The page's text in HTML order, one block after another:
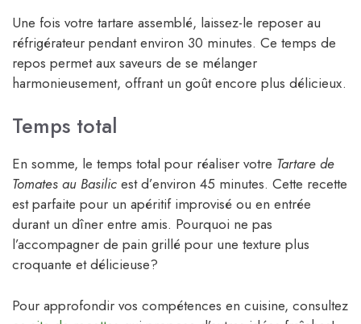
Une fois votre tartare assemblé, laissez-le reposer au
réfrigérateur pendant environ 30 minutes. Ce temps de
repos permet aux saveurs de se mélanger
harmonieusement, offrant un goût encore plus délicieux.
Temps total
En somme, le temps total pour réaliser votre Tartare de
Tomates au Basilic est d’environ 45 minutes. Cette recette
est parfaite pour un apéritif improvisé ou en entrée
durant un dîner entre amis. Pourquoi ne pas
l’accompagner de pain grillé pour une texture plus
croquante et délicieuse?
Pour approfondir vos compétences en cuisine, consultez